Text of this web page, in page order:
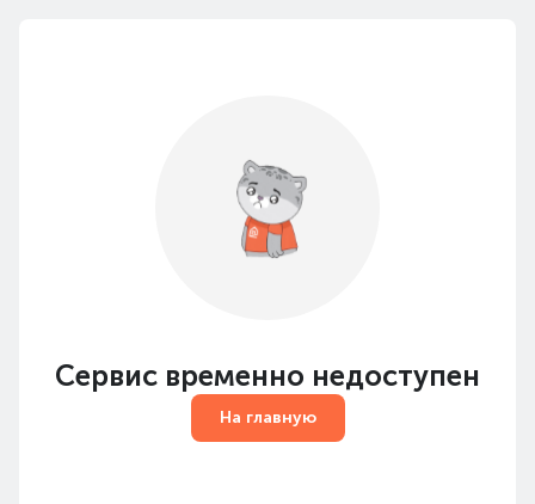
Сервис временно недоступен
На главную